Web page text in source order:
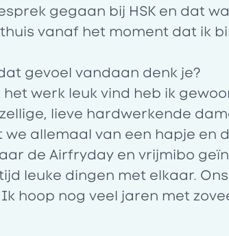
gegaan bij HSK en dat
vanaf het moment dat ik
gevoel vandaan denk je?
werk leuk vind heb ik
lieve hardwerkende
allemaal van een hapje en
de Airfryday en vrijmibo
leuke dingen met elkaar.
hoop nog veel jaren met